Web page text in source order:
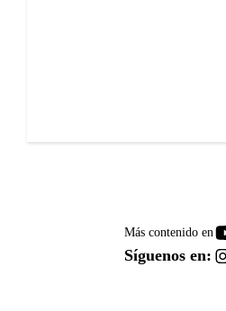
Más contenido en
Síguenos en: